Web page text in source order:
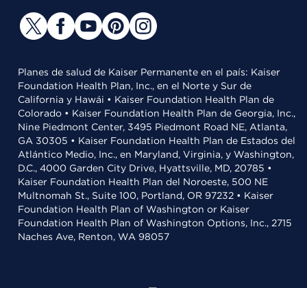
Planes de salud de Kaiser Permanente en el país: Kaiser
Foundation Health Plan, Inc., en el Norte y Sur de
California y Hawái • Kaiser Foundation Health Plan de
Colorado • Kaiser Foundation Health Plan de Georgia, Inc.,
Nine Piedmont Center, 3495 Piedmont Road NE, Atlanta,
GA 30305 • Kaiser Foundation Health Plan de Estados del
Atlántico Medio, Inc., en Maryland, Virginia, y Washington,
D.C., 4000 Garden City Drive, Hyattsville, MD, 20785 •
Kaiser Foundation Health Plan del Noroeste, 500 NE
Multnomah St., Suite 100, Portland, OR 97232 • Kaiser
Foundation Health Plan of Washington or Kaiser
Foundation Health Plan of Washington Options, Inc., 2715
Naches Ave, Renton, WA 98057